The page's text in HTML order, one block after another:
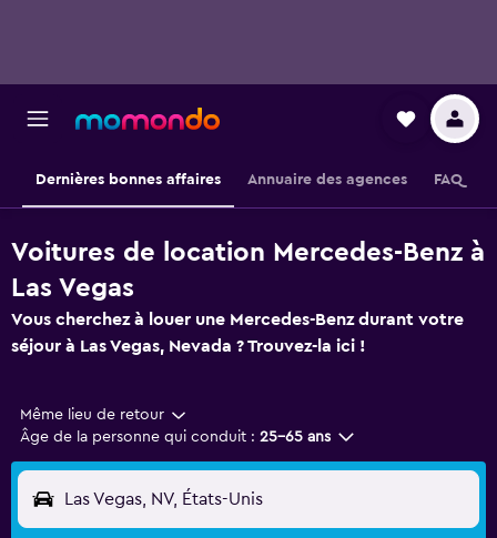
Dernières bonnes affaires Annuaire des agences FAQ
Voitures de location Mercedes-Benz à
Las Vegas
Vous cherchez à louer une Mercedes-Benz durant votre
séjour à Las Vegas, Nevada ? Trouvez-la ici !
Même lieu de retour
Âge de la personne qui conduit : 25-65 ans
Las Vegas, NV, États-Unis